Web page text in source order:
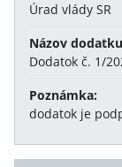
Úrad vlády SR
Názov
Dodatok č. 1/
Poznámka:
dodatok je